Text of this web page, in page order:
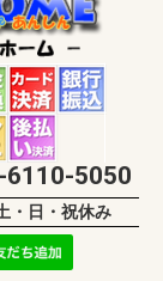
5050
・日・祝休み